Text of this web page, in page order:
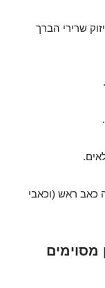
שרירי הברך
כאב ראש (וכאבי